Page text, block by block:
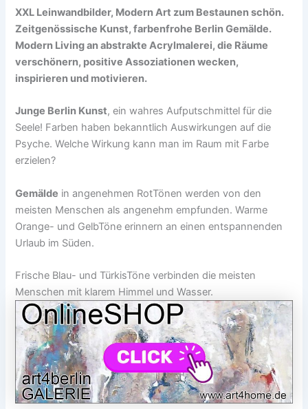
XXL Leinwandbilder, Modern Art zum Bestaunen schön.
Zeitgenössische Kunst, farbenfrohe Berlin Gemälde.
Modern Living an abstrakte Acrylmalerei, die Räume
verschönern, positive Assoziationen wecken,
inspirieren und motivieren.
Junge Berlin Kunst, ein wahres Aufputschmittel für die
Seele! Farben haben bekanntlich Auswirkungen auf die
Psyche. Welche Wirkung kann man im Raum mit Farbe
erzielen?
Gemälde in angenehmen RotTönen werden von den
meisten Menschen als angenehm empfunden. Warme
Orange- und GelbTöne erinnern an einen entspannenden
Urlaub im Süden.
Frische Blau- und TürkisTöne verbinden die meisten
Menschen mit klarem Himmel und Wasser.